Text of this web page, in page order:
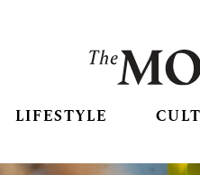
LIFESTYLE